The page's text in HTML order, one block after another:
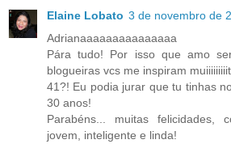
Elaine Lobato 3 de novembro de
Adrianaaaaaaaaaaaaaaa
Pára tudo! Por isso que amo
blogueiras vcs me inspiram
41?! Eu podia jurar que tu tinhas
30 anos!
Parabéns... muitas felicidades,
jovem, inteligente e linda!